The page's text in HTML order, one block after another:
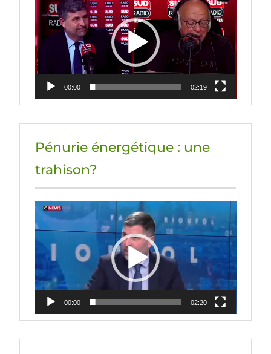
vidéo
00:00 02:19
Pénurie énergétique : une
trahison?
Lecteur
vidéo
00:00 02:20